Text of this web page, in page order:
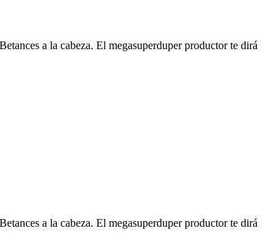
a la cabeza. El megasuperduper productor te dirá
a la cabeza. El megasuperduper productor te dirá